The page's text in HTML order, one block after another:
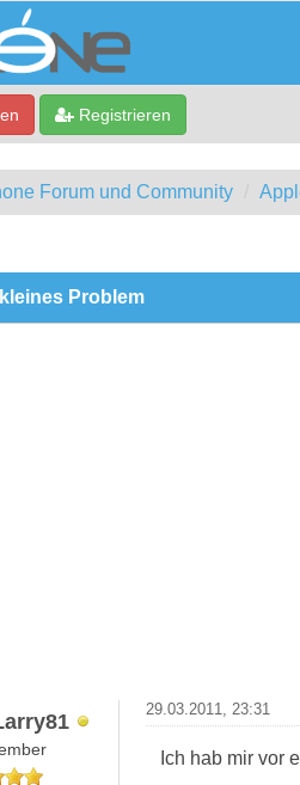
Registrieren
Forum und Community
Problem
29.03.2011, 23:31
Ich hab mir vor